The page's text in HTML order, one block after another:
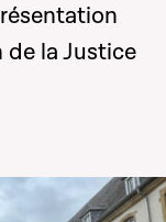
la Justice